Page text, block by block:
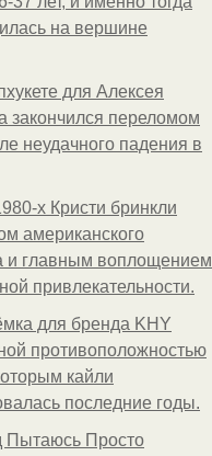
на вершине
для Алексея
закончился переломом
неудачного падения в
х Кристи бринкли
американского
и главным воплощением
привлекательности.
для бренда KHY
противоположностью
кайли
последние годы.
Пытаюсь Просто